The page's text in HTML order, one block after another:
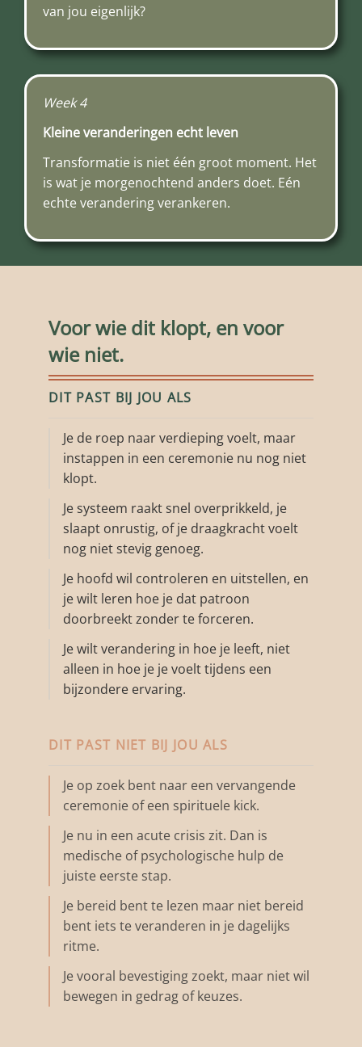
van jou eigenlijk?
Week 4
Kleine veranderingen echt leven
Transformatie is niet één groot moment. Het
is wat je morgenochtend anders doet. Eén
echte verandering verankeren.
Voor wie dit klopt, en voor
wie niet.
DIT PAST BIJ JOU ALS
Je de roep naar verdieping voelt, maar
instappen in een ceremonie nu nog niet
klopt.
Je systeem raakt snel overprikkeld, je
slaapt onrustig, of je draagkracht voelt
nog niet stevig genoeg.
Je hoofd wil controleren en uitstellen, en
je wilt leren hoe je dat patroon
doorbreekt zonder te forceren.
Je wilt verandering in hoe je leeft, niet
alleen in hoe je je voelt tijdens een
bijzondere ervaring.
DIT PAST NIET BIJ JOU ALS
Je op zoek bent naar een vervangende
ceremonie of een spirituele kick.
Je nu in een acute crisis zit. Dan is
medische of psychologische hulp de
juiste eerste stap.
Je bereid bent te lezen maar niet bereid
bent iets te veranderen in je dagelijks
ritme.
Je vooral bevestiging zoekt, maar niet wil
bewegen in gedrag of keuzes.